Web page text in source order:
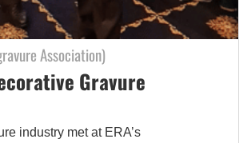
Association)
Gravure
industry met at ERA’s